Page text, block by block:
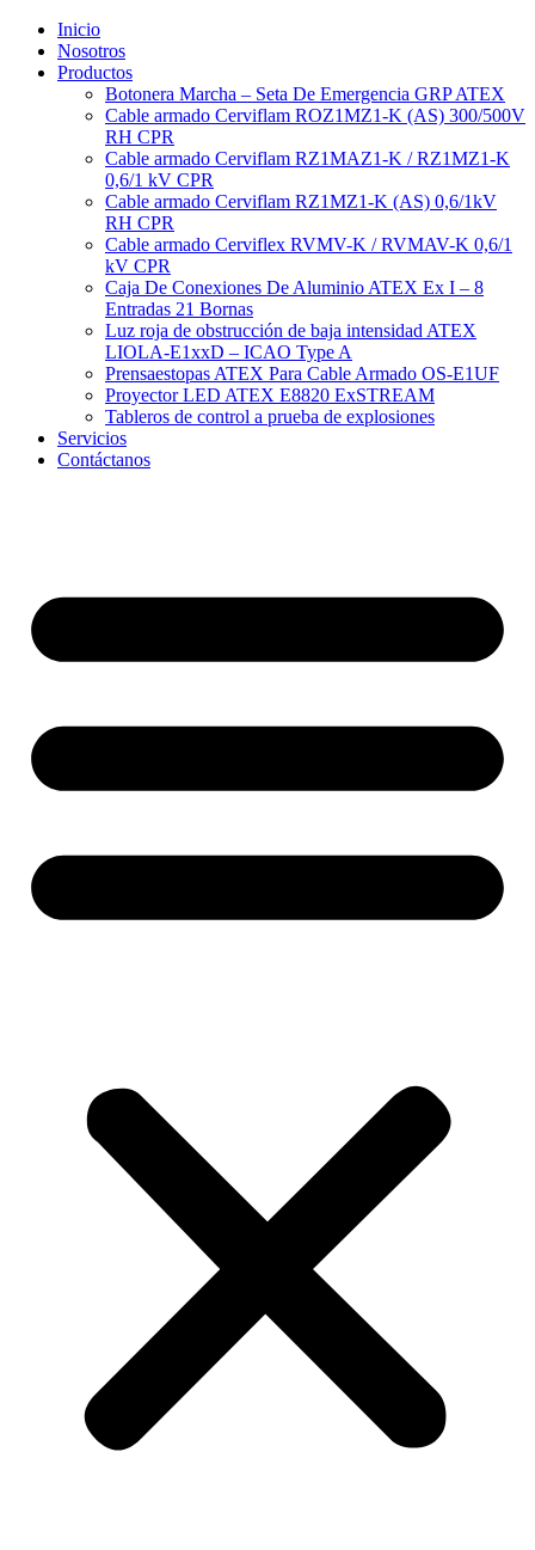
contenido
Inicio
Nosotros
Productos
Botonera Marcha – Seta De Emergencia GRP ATEX
Cable armado Cerviflam ROZ1MZ1-K (AS) 300/500V
RH CPR
Cable armado Cerviflam RZ1MAZ1-K / RZ1MZ1-K
0,6/1 kV CPR
Cable armado Cerviflam RZ1MZ1-K (AS) 0,6/1kV
RH CPR
Cable armado Cerviflex RVMV-K / RVMAV-K 0,6/1
kV CPR
Caja De Conexiones De Aluminio ATEX Ex I – 8
Entradas 21 Bornas
Luz roja de obstrucción de baja intensidad ATEX
LIOLA-E1xxD – ICAO Type A
Prensaestopas ATEX Para Cable Armado OS-E1UF
Proyector LED ATEX E8820 ExSTREAM
Tableros de control a prueba de explosiones
Servicios
Contáctanos